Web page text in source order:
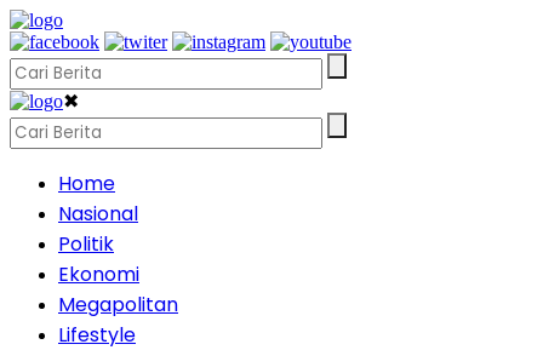
✖
Home
Nasional
Politik
Ekonomi
Megapolitan
Lifestyle